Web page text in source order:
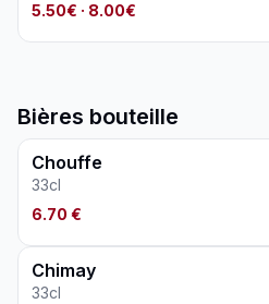
5.50€ · 8.00€
Bières bouteille
Chouffe
33cl
6.70 €
Chimay
33cl